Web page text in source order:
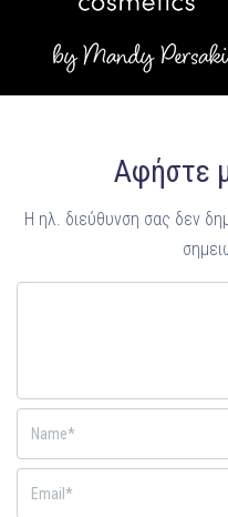
Αφήστε
Η ηλ. διεύθυνση σας δεν